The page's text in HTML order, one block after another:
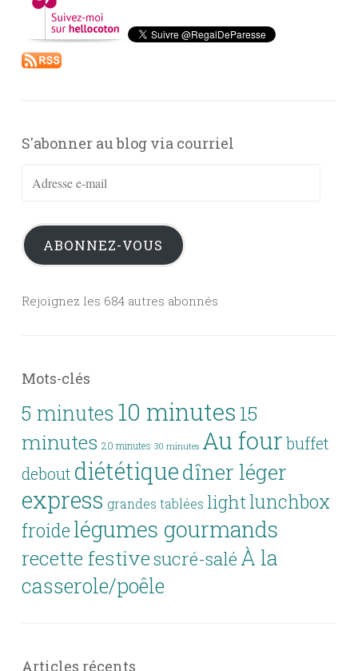
S'abonner au blog via courriel
Adresse
mail
ABONNEZ-VOUS
Rejoignez les 684 autres abonnés
Mots-clés
5 minutes 10 minutes15
minutes 20 minutes 30 minutes Au fourbuffet
debout diététiquedîner léger
express grandes tablées lightlunchbox
froide légumes gourmands
recette festivesucré-salé À la
casserole/poêle
Articles récents